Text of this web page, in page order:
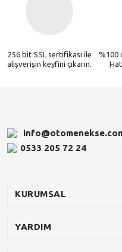
256 bit SSL sertifikası ile
alışverişin keyfini çıkarın.
%100
0533 205 72 24
KURUMSAL
YARDIM